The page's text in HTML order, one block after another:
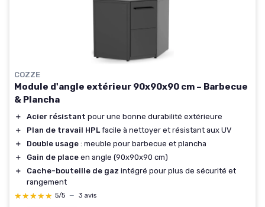
COZZE
Module d'angle extérieur 90x90x90 cm – Barbecue
& Plancha
＋ Acier résistant pour une bonne durabilité extérieure
＋
Plan de travail HPL facile à nettoyer et résistant aux UV
＋
Double usage : meuble pour barbecue et plancha
＋
Gain de place en angle (90x90x90 cm)
＋
Cache-bouteille de gaz intégré pour plus de sécurité et
rangement
★★★★★
★★★★★ 5/5 — 3 avis